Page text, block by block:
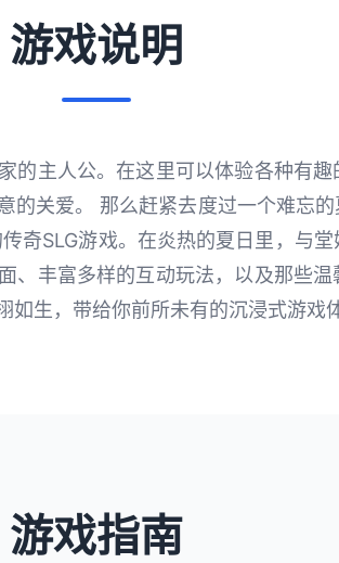
游戏说明
的主人公。在这里可以体验各种有
的关爱。 那么赶紧去度过一个难忘
奇SLG游戏。在炎热的夏日里，与
、丰富多样的互动玩法，以及那些
如生，带给你前所未有的沉浸式游戏
游戏指南